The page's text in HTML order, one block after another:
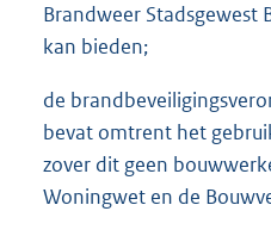
Brandweer Stadsgewest
kan bieden;
de
bevat omtrent het
zover dit geen
Woningwet en de